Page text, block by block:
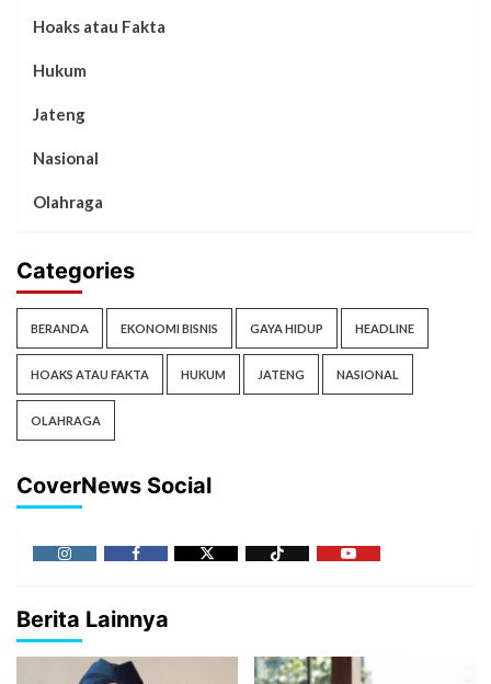
Hoaks atau Fakta
Hukum
Jateng
Nasional
Olahraga
Categories
BERANDA EKONOMI BISNIS GAYA HIDUP HEADLINE
HOAKS ATAU FAKTA HUKUM JATENG NASIONAL
OLAHRAGA
CoverNews Social
Berita Lainnya